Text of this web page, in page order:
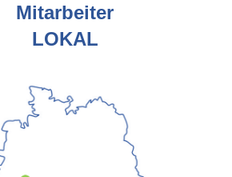
Mitarbeiter
LOKAL